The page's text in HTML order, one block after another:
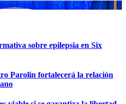
contra líderes del CJNG
sobre epilepsia en Six
Parolin fortalecerá la relación